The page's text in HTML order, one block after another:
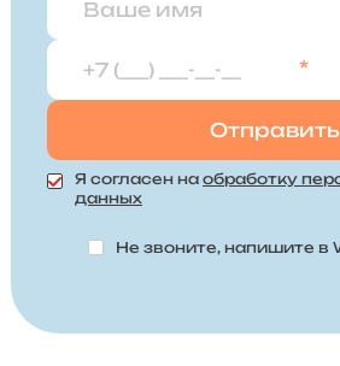
*
Я согласен на обработку
данных
Не звоните, напишите в